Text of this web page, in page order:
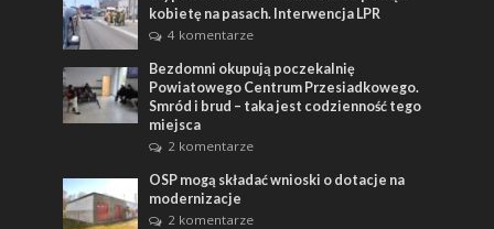
kobietę na pasach. Interwencja LPR
4 komentarze
Bezdomni okupują poczekalnię
Powiatowego Centrum Przesiadkowego.
Smród i brud – taka jest codzienność tego
miejsca
2 komentarze
OSP mogą składać wnioski o dotacje na
modernizacje
2 komentarze